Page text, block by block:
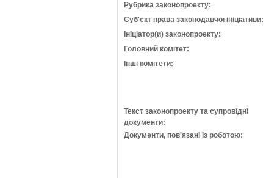
Рубрика законопроекту:
Суб'єкт права законодавчої ініціативи:
Ініціатор(и) законопроекту:
Головний комітет:
Інші комітети:
Текст законопроекту та супровідні
документи:
Документи, пов'язані із роботою: